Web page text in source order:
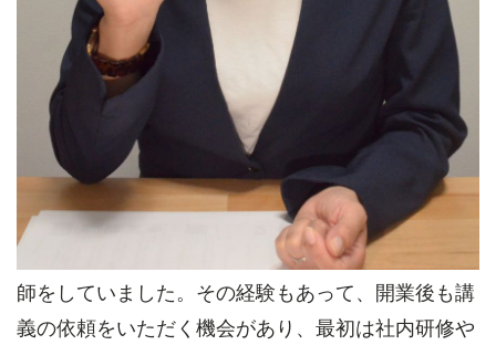
師をしていました。その経験もあって、開業後も講
義の依頼をいただく機会があり、最初は社内研修や